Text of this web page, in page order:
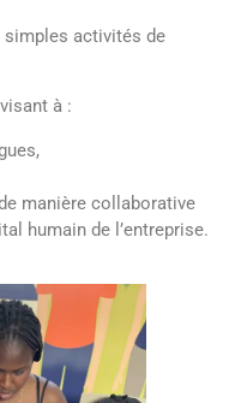
simples activités de
visant à :
manière collaborative
humain de l’entreprise.